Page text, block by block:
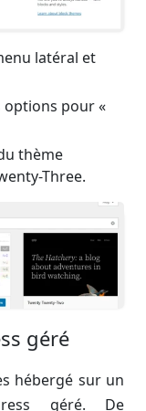
latéral et
options pour «
thème
Three.
géré
hébergé sur un
géré. De